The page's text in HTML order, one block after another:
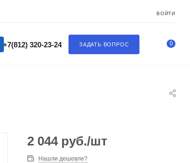
ВОЙТИ
ЗАДАТЬ ВОПРОС
+7(812) 320-23-24 0
2 044руб./шт
Нашли дешевле?